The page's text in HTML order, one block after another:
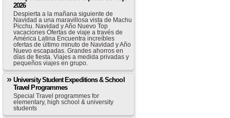
2026
Despierta a la mañana siguiente de
Navidad a una maravillosa vista de Machu
Picchu. Navidad y Año Nuevo Top
vacaciones Ofertas de viaje a través de
América Latina Encuentra increíbles
ofertas de último minuto de Navidad y Año
Nuevo escapadas. Grandes ahorros en
días de fiesta. Viajes a medida privadas y
pequeños viajes en grupo.
University Student Expeditions & School
Travel Programmes
Special Travel programmes for
elementary, high school & university
students